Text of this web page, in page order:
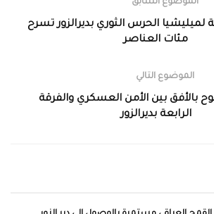
لميليشيا الحرس الثوري بديرالزور تسرح
مئات العناصر
الموضوع التالي
بالأفق بين الأمن العسكري والفرقة
الرابعة بديرالزور